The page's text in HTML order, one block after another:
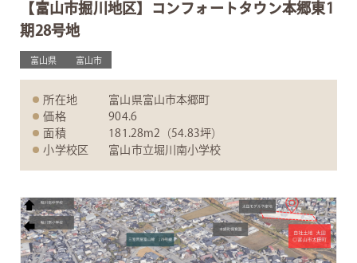
【富山市掘川地区】コンフォートタウン本郷東1
期28号地
富山県 富山市
所在地
富山県富山市本郷町
価格
904.6
面積
181.28m2（54.83坪）
小学校区
富山市立堀川南小学校